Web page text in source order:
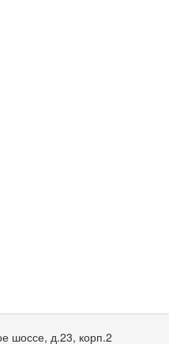
шоссе, д.23, корп.2